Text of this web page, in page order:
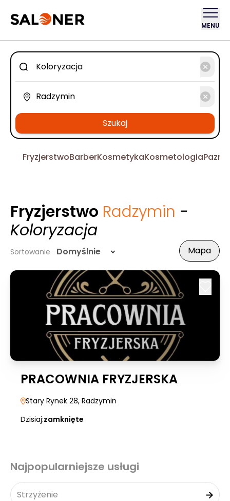
MENU
Szukaj
FryzjerstwoBarberKosmetykaKosmetologia
Fryzjerstwo Radzymin -
Koloryzacja
Sortowanie Domyślnie Mapa
PRACOWNIA FRYZJERSKA
Stary Rynek 28, Radzymin
Dzisiaj:zamknięte
Najpopularniejsze usługi
Strzyżenie